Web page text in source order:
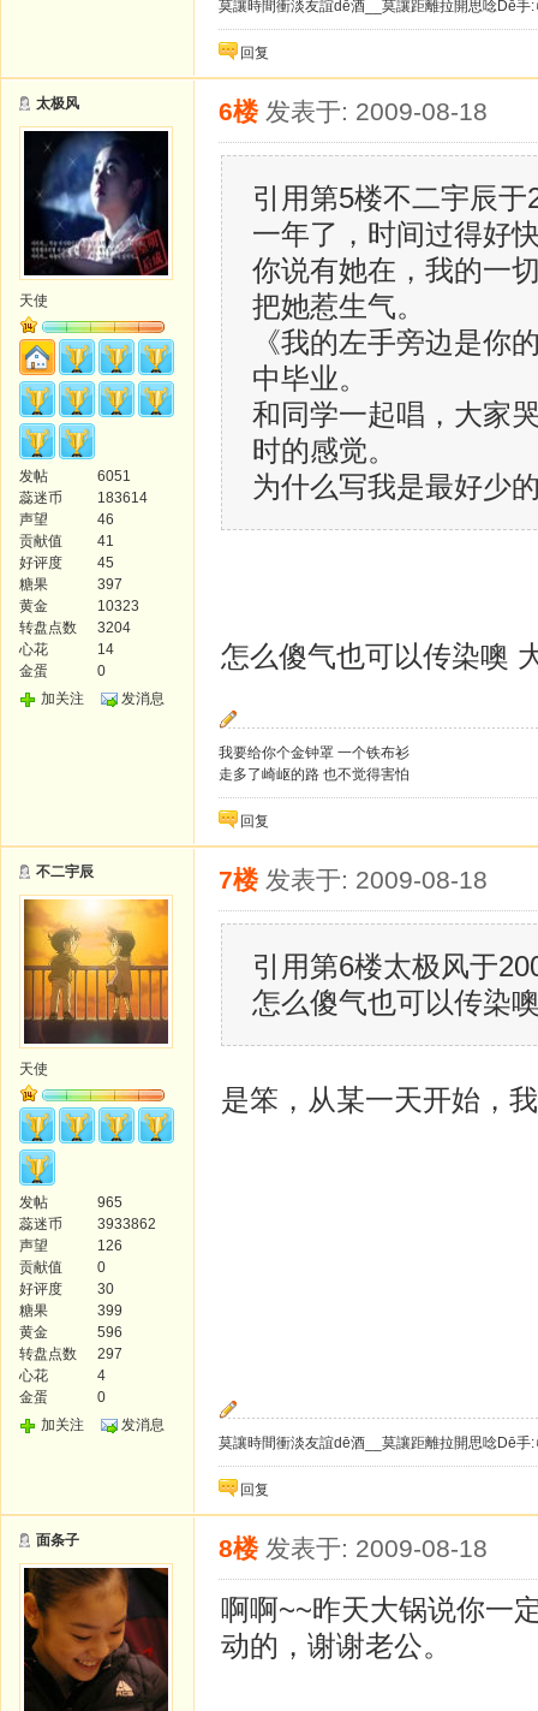
莫讓時間衝淡友誼dē酒__莫讓距離拉開思唸Dē手:
回复
太极风
天使
发帖
6051
蕊迷币
183614
声望
46
贡献值
41
好评度
45
糖果
397
黄金
10323
转盘点数
3204
心花
14
金蛋
0
加关注
发消息
6楼 发表于: 2009-08-18
引用第5楼不二宇辰
一年了，时间过得好
你说有她在，我的一
把她惹生气。
《我的左手旁边是你
中毕业。
和同学一起唱，大家
时的感觉。
为什么写我是最好少
怎么傻气也可以传染噢
我要给你个金钟罩 一个铁布衫
走多了崎岖的路 也不觉得害怕
回复
不二宇辰
天使
发帖
965
蕊迷币
3933862
声望
126
贡献值
0
好评度
30
糖果
399
黄金
596
转盘点数
297
心花
4
金蛋
0
加关注
发消息
7楼 发表于: 2009-08-18
引用第6楼太极风于
怎么傻气也可以传染
是笨，从某一天开始，
莫讓時間衝淡友誼dē酒__莫讓距離拉開思唸Dē手:
回复
面条子 8楼 发表于: 2009-08-18
啊啊~~昨天大锅说你一
动的，谢谢老公。